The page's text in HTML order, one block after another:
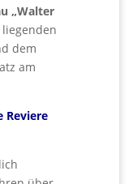
„Walter
dem
am
Reviere